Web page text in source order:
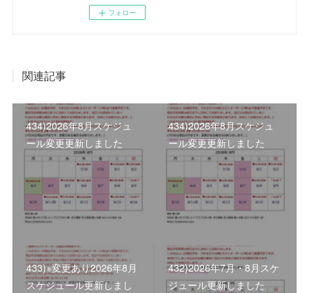
フォロー
関連記事
434)2026年8月スケジュ
ール変更更新しました
434)2026年8月スケジュ
ール変更更新しました
433)※変更あり2026年8月
スケジュール更新しまし
432)2026年7月・8月スケ
ジュール更新しました